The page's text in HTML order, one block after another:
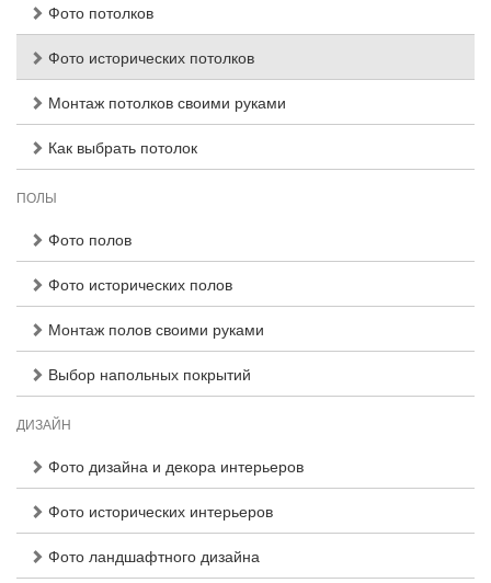
Фото потолков
Фото исторических потолков
Монтаж потолков своими руками
Как выбрать потолок
ПОЛЫ
Фото полов
Фото исторических полов
Монтаж полов своими руками
Выбор напольных покрытий
ДИЗАЙН
Фото дизайна и декора интерьеров
Фото исторических интерьеров
Фото ландшафтного дизайна